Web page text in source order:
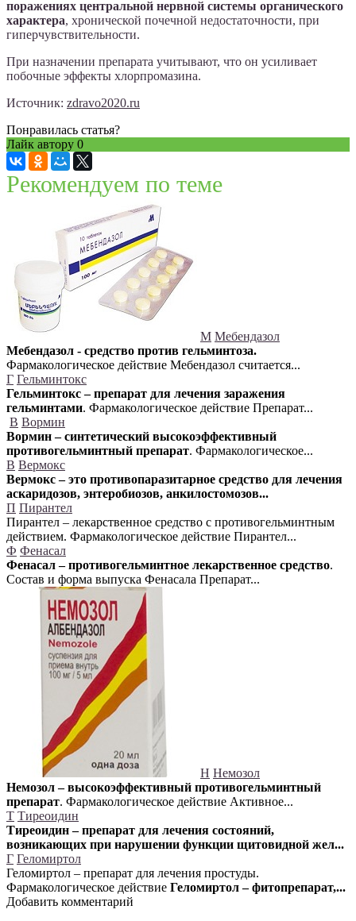
поражениях центральной нервной системы органического
характера, хронической почечной недостаточности, при
гиперчувствительности.
При назначении препарата учитывают, что он усиливает
побочные эффекты хлорпромазина.
Источник: zdravo2020.ru
Понравилась статья?
Лайк автору 0
Рекомендуем по теме
М Мебендазол
Мебендазол - средство против гельминтоза.
Фармакологическое действие Мебендазол считается...
Г Гельминтокс
Гельминтокс – препарат для лечения заражения
гельминтами. Фармакологическое действие Препарат...
В Вормин
Вормин – синтетический высокоэффективный
противогельминтный препарат. Фармакологическое...
В Вермокс
Вермокс – это противопаразитарное средство для лечения
аскаридозов, энтеробиозов, анкилостомозов...
П Пирантел
Пирантел – лекарственное средство с противогельминтным
действием. Фармакологическое действие Пирантел...
Ф Фенасал
Фенасал – противогельминтное лекарственное средство.
Состав и форма выпуска Фенасала Препарат...
Н Немозол
Немозол – высокоэффективный противогельминтный
препарат. Фармакологическое действие Активное...
Т Тиреоидин
Тиреоидин – препарат для лечения состояний,
возникающих при нарушении функции щитовидной жел...
Г Геломиртол
Геломиртол – препарат для лечения простуды.
Фармакологическое действие Геломиртол – фитопрепарат,...
Добавить комментарий